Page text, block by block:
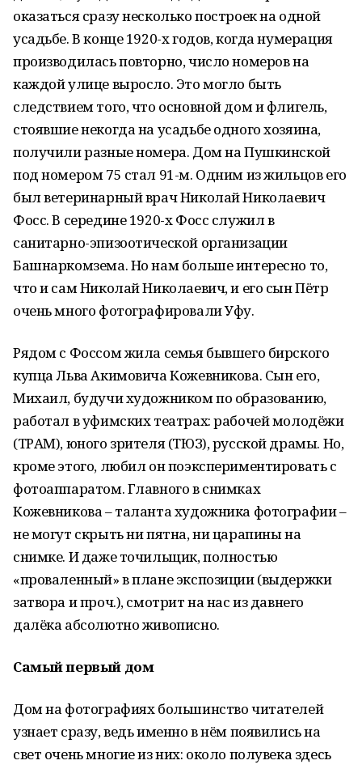
оказаться сразу несколько построек на одной
усадьбе. В конце 1920-х годов, когда нумерация
производилась повторно, число номеров на
каждой улице выросло. Это могло быть
следствием того, что основной дом и флигель,
стоявшие некогда на усадьбе одного хозяина,
получили разные номера. Дом на Пушкинской
под номером 75 стал 91-м. Одним из жильцов его
был ветеринарный врач Николай Николаевич
Фосс. В середине 1920-х Фосс служил в
санитарно-эпизоотической организации
Башнаркомзема. Но нам больше интересно то,
что и сам Николай Николаевич, и его сын Пётр
очень много фотографировали Уфу.
Рядом с Фоссом жила семья бывшего бирского
купца Льва Акимовича Кожевникова. Сын его,
Михаил, будучи художником по образованию,
работал в уфимских театрах: рабочей молодёжи
(ТРАМ), юного зрителя (ТЮЗ), русской драмы. Но,
кроме этого, любил он поэкспериментировать с
фотоаппаратом. Главного в снимках
Кожевникова – таланта художника фотографии –
не могут скрыть ни пятна, ни царапины на
снимке. И даже точильщик, полностью
«проваленный» в плане экспозиции (выдержки
затвора и проч.), смотрит на нас из давнего
далёка абсолютно живописно.
Самый первый дом
Дом на фотографиях большинство читателей
узнает сразу, ведь именно в нём появились на
свет очень многие из них: около полувека здесь